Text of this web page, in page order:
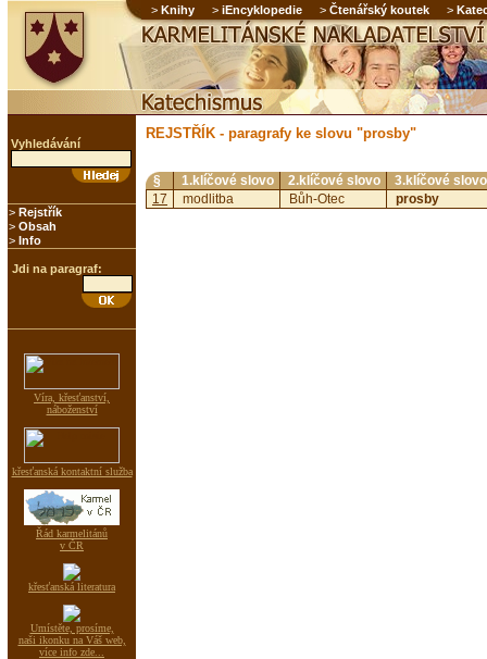
> Knihy > iEncyklopedie > Čtenářský koutek >
Vyhledávání
> Rejstřík
> Obsah
> Info
Jdi na paragraf:
Víra, křesťanství,
náboženství
křesťanská kontaktní služba
Řád karmelitánů
v ČR
křesťanská literatura
Umístěte, prosíme,
naši ikonku na Váš web,
více info zde...
REJSTŘÍK - paragrafy ke slovu "prosby"
§ 1.klíčové slovo 2.klíčové slovo
3.klíčové slovo
17
modlitba Bůh-Otec prosby